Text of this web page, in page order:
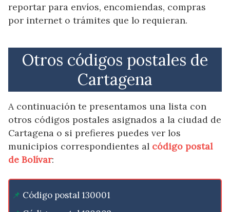
reportar para envíos, encomiendas, compras
por internet o trámites que lo requieran.
Otros códigos postales de
Cartagena
A continuación te presentamos una lista con
otros códigos postales asignados a la ciudad de
Cartagena o si prefieres puedes ver los
municipios correspondientes al código postal
de Bolívar:
Código postal 130001